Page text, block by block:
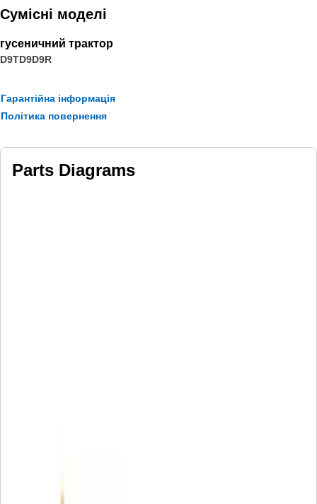
Сумісні моделі
гусеничний трактор
D9TD9D9R
Гарантійна інформація
Політика повернення
Parts Diagrams